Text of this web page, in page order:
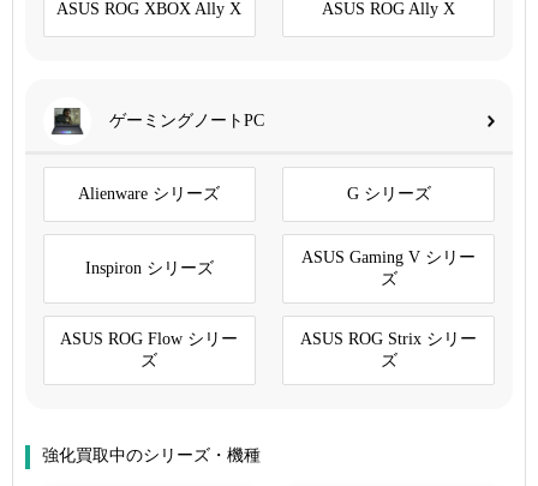
ASUS ROG XBOX Ally X ASUS ROG Ally X
ゲーミングノートPC
Alienware シリーズ G シリーズ
Inspiron シリーズ
ASUS Gaming V シリー
ズ
ASUS ROG Flow シリー
ズ
ASUS ROG Strix シリー
ズ
強化買取中のシリーズ・機種